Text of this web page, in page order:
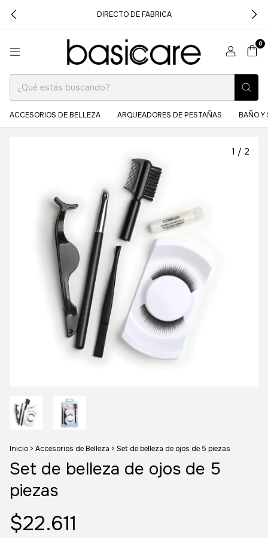
DIRECTO DE FABRICA
0
ACCESORIOS DE BELLEZA ARQUEADORES DE PESTAÑAS BAÑO Y
1 / 2
Inicio > Accesorios de Belleza > Set de belleza de ojos de 5 piezas
Set de belleza de ojos de 5
piezas
$22.611